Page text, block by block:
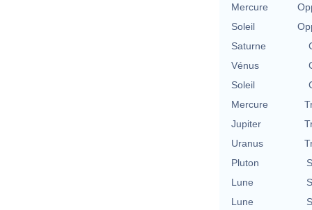
Mercure
Soleil
Saturne
Vénus
Soleil
Mercure
Jupiter
Uranus
Pluton
Lune
Lune